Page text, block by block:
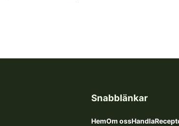
Snabblänkar
HemOm ossHandla